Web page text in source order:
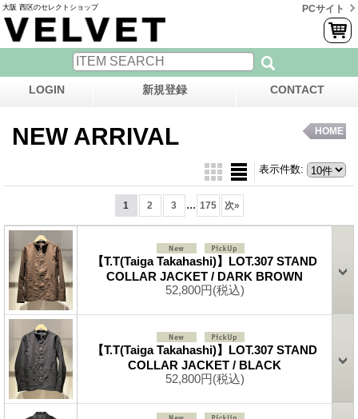
大阪 西区のセレクトショップ PCサイト
LOGIN 新規登録 CONTACT
NEW ARRIVAL HOME
表示件数:
1 2 3 ... 175 次»
【T.T(Taiga Takahashi)】LOT.307 STAND
COLLAR JACKET / DARK BROWN
52,800円(税込)
【T.T(Taiga Takahashi)】LOT.307 STAND
COLLAR JACKET / BLACK
52,800円(税込)